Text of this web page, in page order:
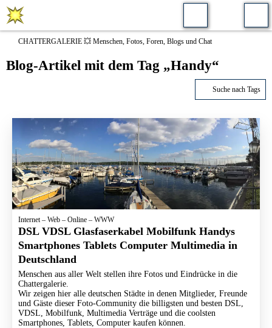
CHATTERGALERIE 💥 Menschen, Fotos, Foren, Blogs und Chat
Blog-Artikel mit dem Tag „Handy“
Suche nach Tags
Internet – Web – Online – WWW
DSL VDSL Glasfaserkabel Mobilfunk Handys
Smartphones Tablets Computer Multimedia in
Deutschland
Menschen aus aller Welt stellen ihre Fotos und Eindrücke in die
Chattergalerie.
Wir zeigen hier alle deutschen Städte in denen Mitglieder, Freunde
und Gäste dieser Foto-Community die billigsten und besten DSL,
VDSL, Mobilfunk, Multimedia Verträge und die coolsten
Smartphones, Tablets, Computer kaufen können.